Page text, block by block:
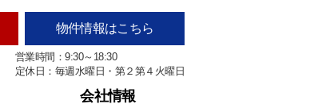
物件情報はこちら
営業時間：9:30～18:30
定休日：毎週水曜日・第２第４火曜日
会社情報